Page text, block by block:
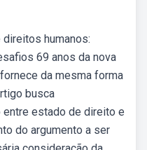
humanos:
69 anos da nova
da mesma forma
busca
estado de direito e
do argumento a ser